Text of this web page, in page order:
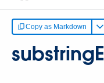
Copy as Markdown